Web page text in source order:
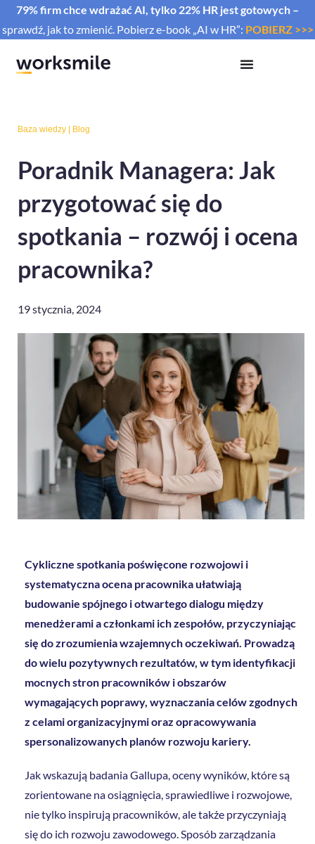
79% firm chce wdrażać AI, tylko 22% HR jest gotowych –
sprawdź, jak to zmienić. Pobierz e-book „AI w HR”: POBIERZ >>>
Baza wiedzy Blog
Poradnik Managera: Jak
przygotować się do
spotkania – rozwój i ocena
pracownika?
19 stycznia, 2024
Cykliczne spotkania poświęcone rozwojowi i
systematyczna ocena pracownika ułatwiają
budowanie spójnego i otwartego dialogu między
menedżerami a członkami ich zespołów, przyczyniając
się do zrozumienia wzajemnych oczekiwań. Prowadzą
do wielu pozytywnych rezultatów, w tym identyfikacji
mocnych stron pracowników i obszarów
wymagających poprawy, wyznaczania celów zgodnych
z celami organizacyjnymi oraz opracowywania
spersonalizowanych planów rozwoju kariery.
Jak wskazują badania Gallupa, oceny wyników, które są
zorientowane na osiągnięcia, sprawiedliwe i rozwojowe,
nie tylko inspirują pracowników, ale także przyczyniają
się do ich rozwoju zawodowego. Sposób zarządzania